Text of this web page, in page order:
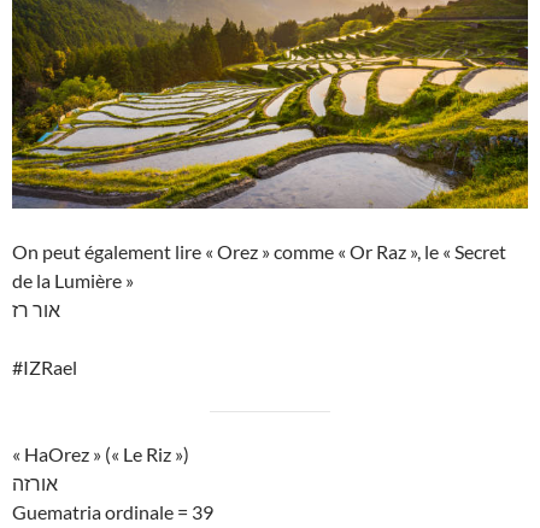
On peut également lire « Orez » comme « Or Raz », le « Secret
de la Lumière »
אור רז
#IZRael
« HaOrez » (« Le Riz »)
אורזה
Guematria ordinale = 39